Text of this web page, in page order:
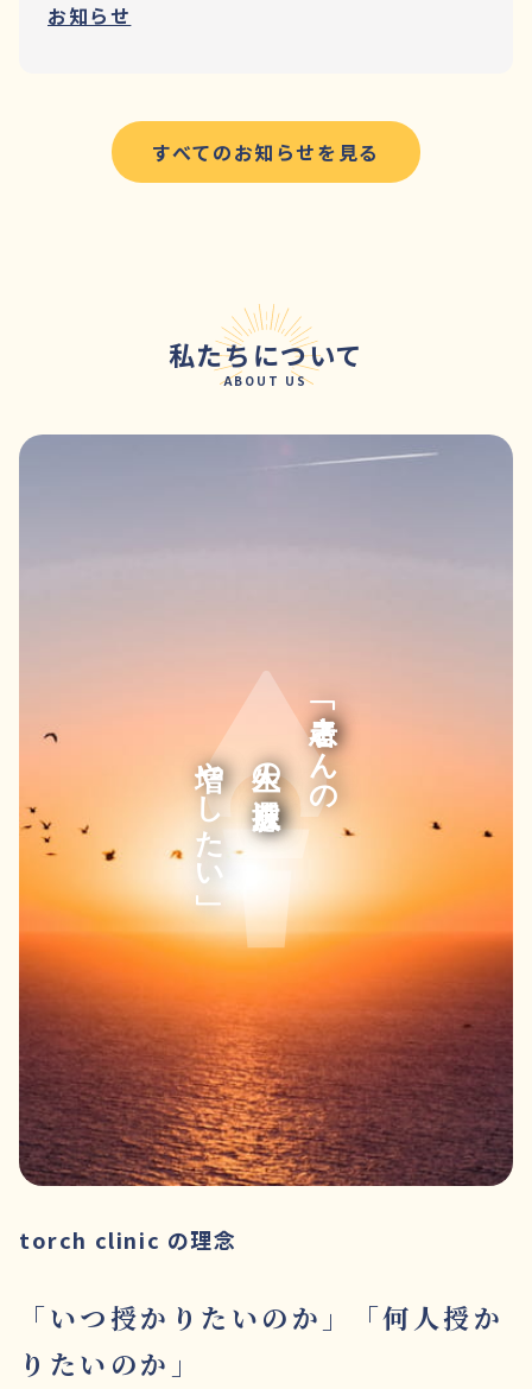
お知らせ
すべてのお知らせを見る
私たちについて
ABOUT US
「患者さんの
人生の選択肢を
増やしたい」
torch clinic の理念
「いつ授かりたいのか」「何人授か
りたいのか」